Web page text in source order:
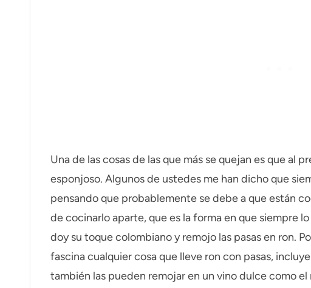
Una de las cosas de las que más se quejan es que al
esponjoso. Algunos de ustedes me han dicho que
pensando que probablemente se debe a que están
de cocinarlo aparte, que es la forma en que siempre
doy su toque colombiano y remojo las pasas en ron.
fascina cualquier cosa que lleve ron con pasas,
también las pueden remojar en un vino dulce como